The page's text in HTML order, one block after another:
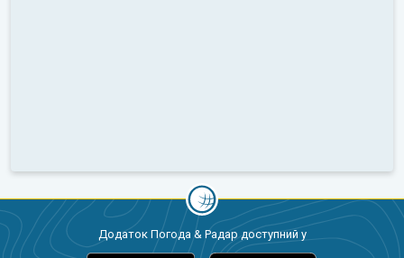
Додаток Погода & Радар доступний у